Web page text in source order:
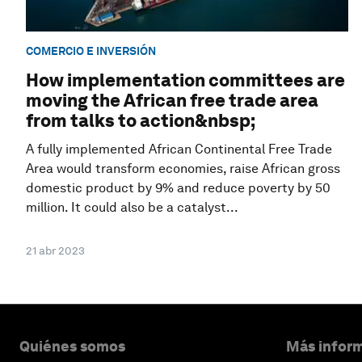
COMERCIO E INVERSIÓN
How implementation committees are
moving the African free trade area
from talks to action&nbsp;
A fully implemented African Continental Free Trade
Area would transform economies, raise African gross
domestic product by 9% and reduce poverty by 50
million. It could also be a catalyst...
21 abr 2023
Quiénes somos Más